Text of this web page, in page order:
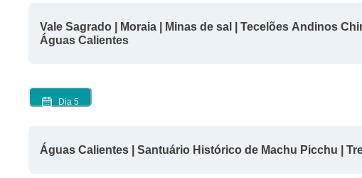
Vale Sagrado | Moraia | Minas de sal | Tecelões Andinos
Águas Calientes
Dia 5
Águas Calientes | Santuário Histórico de Machu Picchu |